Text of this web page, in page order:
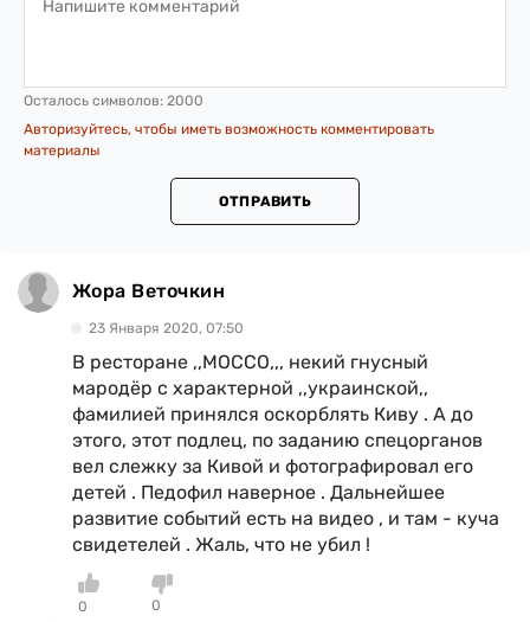
Осталось символов: 2000
Авторизуйтесь, чтобы иметь возможность комментировать
материалы
ОТПРАВИТЬ
Жора Веточкин
23 Января 2020, 07:50
В ресторане ,,МОССО,,, некий гнусный
мародёр с характерной ,,украинской,,
фамилией принялся оскорблять Киву . А до
этого, этот подлец, по заданию спецорганов
вел слежку за Кивой и фотографировал его
детей . Педофил наверное . Дальнейшее
развитие событий есть на видео , и там - куча
свидетелей . Жаль, что не убил !
0
0